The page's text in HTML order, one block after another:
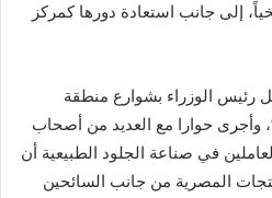
إلى جانب استعادة دورها كمركز
رئيس الوزراء بشوارع منطقة
وأجرى حوارا مع العديد من أصحاب
في صناعة الجلود الطبيعية أن
المصرية من جانب السائحين